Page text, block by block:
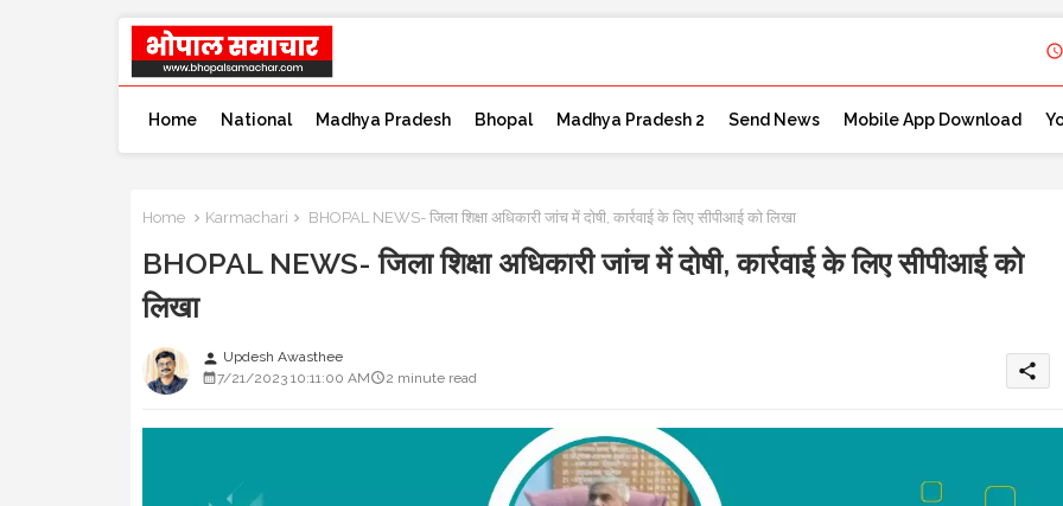
Home National Madhya Pradesh Bhopal Madhya Pradesh 2 Send News Mobile App Download
Home Karmachari BHOPAL NEWS- जिला शिक्षा अधिकारी जांच में दोषी, कार्रवाई के लिए सीपीआई को लिखा
BHOPAL NEWS- जिला शिक्षा अधिकारी जांच में दोषी, कार्रवाई के लिए सीपीआई को
लिखा
person Updesh Awasthee
7/21/2023 10:11:00 AM
2 minute read share